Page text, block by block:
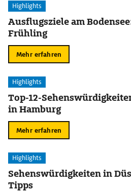
Highlights
Ausflugsziele am
Frühling
Mehr erfahren
Highlights
Top-12-
in Hamburg
Mehr erfahren
Highlights
Sehenswürdigkeiten in
Tipps